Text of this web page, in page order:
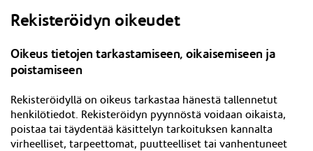
Rekisteröidyn oikeudet
Oikeus tietojen tarkastamiseen, oikaisemiseen ja
poistamiseen
Rekisteröidyllä on oikeus tarkastaa hänestä tallennetut
henkilötiedot. Rekisteröidyn pyynnöstä voidaan oikaista,
poistaa tai täydentää käsittelyn tarkoituksen kannalta
virheelliset, tarpeettomat, puutteelliset tai vanhentuneet